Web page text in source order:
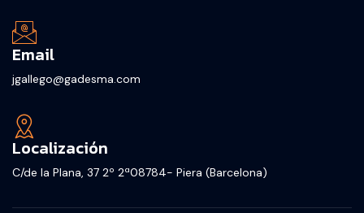
Email
jgallego@gadesma.com
Localización
C/de la Plana, 37 2º 2ª08784- Piera (Barcelona)